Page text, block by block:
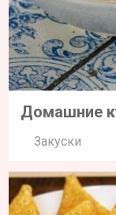
Домашние
Закуски